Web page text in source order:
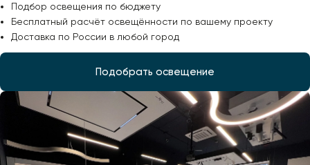
Подбор освещения по бюджету
Бесплатный расчёт освещённости по вашему проекту
Доставка по России в любой город
Подобрать освещение